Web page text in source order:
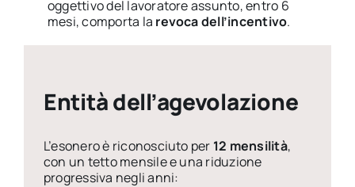
oggettivo del lavoratore assunto, entro 6
mesi, comporta la revoca dell’incentivo.
Entità dell’agevolazione
L’esonero è riconosciuto per 12 mensilità,
con un tetto mensile e una riduzione
progressiva negli anni: